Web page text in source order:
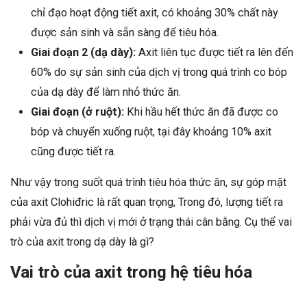
chỉ đạo hoạt động tiết axit, có khoảng 30% chất này
được sản sinh và sẵn sàng để tiêu hóa.
Giai đoạn 2 (dạ dày): Axit liên tục được tiết ra lên đến
60% do sự sản sinh của dịch vị trong quá trình co bóp
của dạ dày để làm nhỏ thức ăn.
Giai đoạn (ở ruột): Khi hầu hết thức ăn đã được co
bóp và chuyển xuống ruột, tại đây khoảng 10% axit
cũng được tiết ra.
Như vậy trong suốt quá trình tiêu hóa thức ăn, sự góp mặt
của axit Clohiđric là rất quan trọng, Trong đó, lượng tiết ra
phải vừa đủ thì dịch vị mới ở trạng thái cân bằng. Cụ thể vai
trò của axit trong dạ dày là gì?
Vai trò của axit trong hệ tiêu hóa